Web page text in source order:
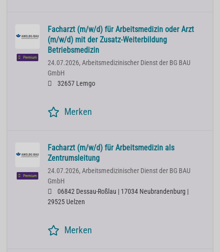
Premium
Facharzt (m/w/d) für Arbeitsmedizin oder Arzt
(m/w/d) mit der Zusatz-Weiterbildung
Betriebsmedizin
24.07.2026, Arbeitsmedizinischer Dienst der BG BAU
GmbH
32657 Lemgo
Merken
Premium
Facharzt (m/w/d) für Arbeitsmedizin als
Zentrumsleitung
24.07.2026, Arbeitsmedizinischer Dienst der BG BAU
GmbH
06842 Dessau-Roßlau | 17034 Neubrandenburg |
29525 Uelzen
Merken